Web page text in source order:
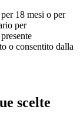
18 mesi o per
per
o consentito dalla
scelte